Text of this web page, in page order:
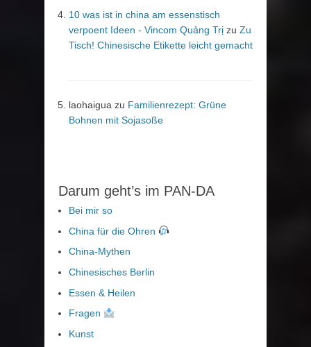
10 was ist in china am essenstisch
verpoent Ideen - Vincom Quảng Trị zu Zu
Tisch! Chinesische Etikette leicht gemacht
laohaigua zu Familienrezept: Grüne
Bohnen mit Sojasoße
Darum geht’s im PAN-DA
Bei mir so
China für die Ohren
China-Mythen
Chinesisches Berlin
Essen & Heilen
Fragen
Kunst